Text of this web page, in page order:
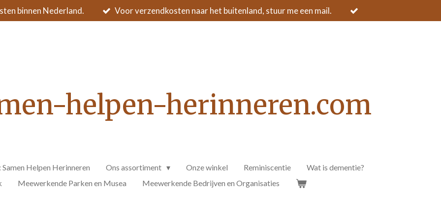
binnen Nederland. Voor verzendkosten naar het buitenland, stuur me een mail.
helpen-herinneren.com
Helpen Herinneren Ons assortiment Onze winkel Reminiscentie
Wat is dementie?
Meewerkende Parken en Musea Meewerkende Bedrijven en Organisaties